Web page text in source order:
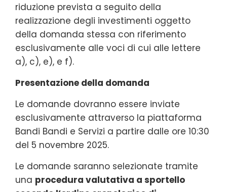
riduzione prevista a seguito della
realizzazione degli investimenti oggetto
della domanda stessa con riferimento
esclusivamente alle voci di cui alle lettere
a), c), e), e f).
Presentazione della domanda
Le domande dovranno essere inviate
esclusivamente attraverso la piattaforma
Bandi Bandi e Servizi a partire dalle ore 10:30
del 5 novembre 2025.
Le domande saranno selezionate tramite
una procedura valutativa a sportello